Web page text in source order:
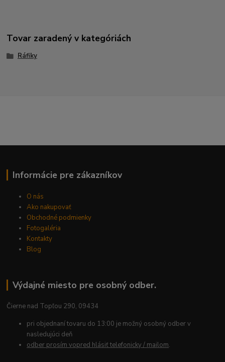
Tovar zaradený v kategóriách
Ráfiky
Informácie pre zákazníkov
O nás
Ako nakupovať
Obchodné podmienky
Fotogaléria
Kontakty
Blog
Výdajné miesto pre osobný odber.
Čierne nad Topľou 290, 09434
pri objednaní tovaru do 13:00 je možný osobný odber v
nasledujúci deň
odber prosím vopred hlásiť telefonicky / mailom.